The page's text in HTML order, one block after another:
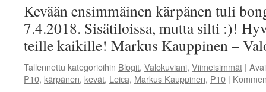
Kevään ensimmäinen kärpänen tuli
7.4.2018. Sisätiloissa, mutta silti :)!
teille kaikille! Markus Kauppinen –
Tallennettu kategorioihin Blogit, Valokuviani, Viimeisimmät |
P10, kärpänen, kevät, Leica, Markus Kauppinen, P10 |